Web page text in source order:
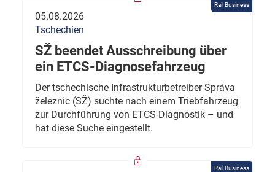
Rail Business
05.08.2026
Tschechien
SŽ beendet Ausschreibung über
ein ETCS-Diagnosefahrzeug
Der tschechische Infrastrukturbetreiber Správa
železnic (SŽ) suchte nach einem Triebfahrzeug
zur Durchführung von ETCS-Diagnostik – und
hat diese Suche eingestellt.
Rail Business